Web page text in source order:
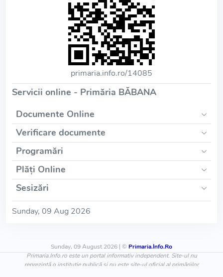
primaria.info.ro/14085
Servicii online - Primăria BĂBANA
Documente Online
Verificare documente
Programări
Plăți Online
Sesizări
Sunday, 09 Aug 2026
Sunday, 09 August 2026 | © Primaria.Info.Ro
Primaria.Info.ro este un portal informativ independent. Site-ul nu
reprezintă o instituție publică și nu este site-ul oficial al primăriilor